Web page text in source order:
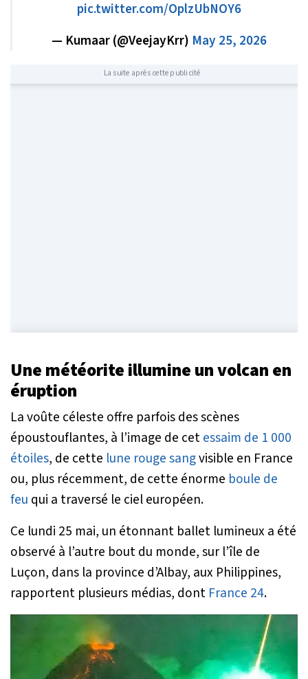
pic.twitter.com/OplzUbNOY6
— Kumaar (@VeejayKrr) May 25, 2026
La suite après cette publicité
Une météorite illumine un volcan en
éruption
La voûte céleste offre parfois des scènes
époustouflantes, à l’image de cetessaim de 1 000
étoiles, de cette lune rouge sangvisible en France
ou, plus récemment, de cette énorme boule de
feu qui a traversé le ciel européen.
Ce lundi 25 mai, un étonnant ballet lumineux a été
observé à l’autre bout du monde, sur l’île de
Luçon, dans la province d’Albay, aux Philippines,
rapportent plusieurs médias, dont France 24.